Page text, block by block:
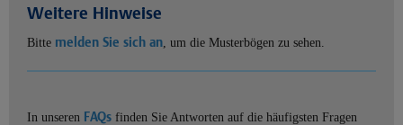
Weitere Hinweise
Bitte melden Sie sich an, um die Musterbögen zu sehen.
In unseren FAQs finden Sie Antworten auf die häufigsten Fragen